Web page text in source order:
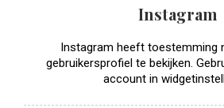
Instagram
Instagram heeft toestemming
gebruikersprofiel te bekijken.
account in